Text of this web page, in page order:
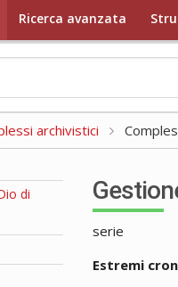
Ricerca avanzata
archivistici
di
serie
Estremi